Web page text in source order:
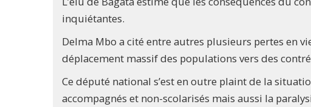
inquiétantes.
Delma Mbo a cité entre autres plusieurs pertes en
déplacement massif des populations vers des
Ce député national s’est en outre plaint de la
accompagnés et non-scolarisés mais aussi la